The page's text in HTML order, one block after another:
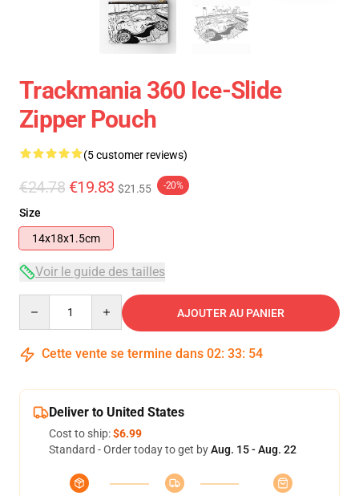
Trackmania 360 Ice-Slide
Zipper Pouch
(5 customer reviews)
€24.78 €19.83 $21.55 -20%
Size
14x18x1.5cm
Voir le guide des tailles
AJOUTER AU PANIER
Cette vente se termine dans 02: 33: 54
Deliver to United States
Cost to ship:$6.99
Standard - Order today to get byAug. 15 - Aug. 22